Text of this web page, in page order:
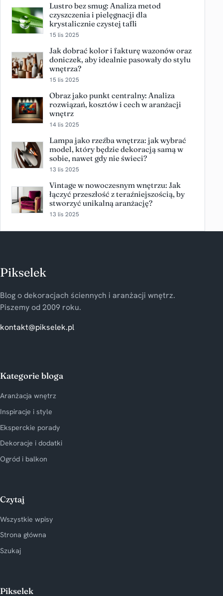
Lustro bez smug: Analiza metod
czyszczenia i pielęgnacji dla
krystalicznie czystej tafli
15 lis 2025
Jak dobrać kolor i fakturę wazonów oraz
doniczek, aby idealnie pasowały do stylu
wnętrza?
15 lis 2025
Obraz jako punkt centralny: Analiza
rozwiązań, kosztów i cech w aranżacji
wnętrz
14 lis 2025
Lampa jako rzeźba wnętrza: jak wybrać
model, który będzie dekoracją samą w
sobie, nawet gdy nie świeci?
13 lis 2025
Vintage w nowoczesnym wnętrzu: Jak
łączyć przeszłość z teraźniejszością, by
stworzyć unikalną aranżację?
13 lis 2025
Pikselek
Blog o dekoracjach ściennych i aranżacji wnętrz.
Piszemy od 2009 roku.
kontakt@pikselek.pl
Kategorie bloga
Aranżacja wnętrz
Inspiracje i style
Eksperckie porady
Dekoracje i dodatki
Ogród i balkon
Czytaj
Wszystkie wpisy
Strona główna
Szukaj
Pikselek